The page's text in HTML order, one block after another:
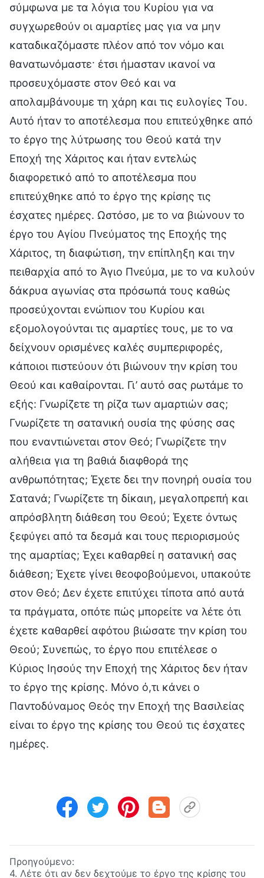
σύμφωνα με τα λόγια του Κυρίου για να
συγχωρεθούν οι αμαρτίες μας για να μην
καταδικαζόμαστε πλέον από τον νόμο και
θανατωνόμαστε· έτσι ήμασταν ικανοί να
προσευχόμαστε στον Θεό και να
απολαμβάνουμε τη χάρη και τις ευλογίες Του.
Αυτό ήταν το αποτέλεσμα που επιτεύχθηκε από
το έργο της λύτρωσης του Θεού κατά την
Εποχή της Χάριτος και ήταν εντελώς
διαφορετικό από το αποτέλεσμα που
επιτεύχθηκε από το έργο της κρίσης τις
έσχατες ημέρες. Ωστόσο, με το να βιώνουν το
έργο του Αγίου Πνεύματος της Εποχής της
Χάριτος, τη διαφώτιση, την επίπληξη και την
πειθαρχία από το Άγιο Πνεύμα, με το να κυλούν
δάκρυα αγωνίας στα πρόσωπά τους καθώς
προσεύχονται ενώπιον του Κυρίου και
εξομολογούνται τις αμαρτίες τους, με το να
δείχνουν ορισμένες καλές συμπεριφορές,
κάποιοι πιστεύουν ότι βιώνουν την κρίση του
Θεού και καθαίρονται. Γι’ αυτό σας ρωτάμε το
εξής: Γνωρίζετε τη ρίζα των αμαρτιών σας;
Γνωρίζετε τη σατανική ουσία της φύσης σας
που εναντιώνεται στον Θεό; Γνωρίζετε την
αλήθεια για τη βαθιά διαφθορά της
ανθρωπότητας; Έχετε δει την πονηρή ουσία του
Σατανά; Γνωρίζετε τη δίκαιη, μεγαλοπρεπή και
απρόσβλητη διάθεση του Θεού; Έχετε όντως
ξεφύγει από τα δεσμά και τους περιορισμούς
της αμαρτίας; Έχει καθαρθεί η σατανική σας
διάθεση; Έχετε γίνει θεοφοβούμενοι, υπακούτε
στον Θεό; Δεν έχετε επιτύχει τίποτα από αυτά
τα πράγματα, οπότε πώς μπορείτε να λέτε ότι
έχετε καθαρθεί αφότου βιώσατε την κρίση του
Θεού; Συνεπώς, το έργο που επιτέλεσε ο
Κύριος Ιησούς την Εποχή της Χάριτος δεν ήταν
το έργο της κρίσης. Μόνο ό,τι κάνει ο
Παντοδύναμος Θεός την Εποχή της Βασιλείας
είναι το έργο της κρίσης του Θεού τις έσχατες
ημέρες.
Προηγούμενο:
4. Λέτε ότι αν δεν δεχτούμε το έργο της κρίσης του